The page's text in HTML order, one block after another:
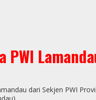
dari Sekjen PWI